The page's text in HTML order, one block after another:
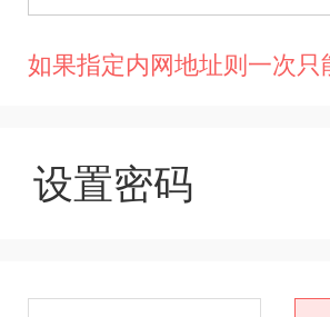
如果指定内网地址则一次只
设置密码